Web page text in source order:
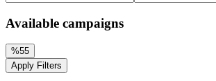
Available campaigns
%55
Apply Filters